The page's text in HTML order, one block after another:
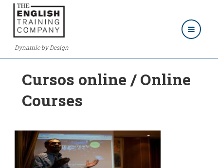
Dynamic by Design
Cursos online / Online
Courses